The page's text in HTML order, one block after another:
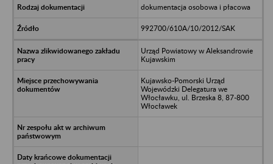
dokumentacja osobowa i płacowa
992700/610A/10/2012/SAK
Urząd Powiatowy w Aleksandrowie
Kujawskim
Kujawsko-Pomorski Urząd
Wojewódzki Delegatura we
Włocławku, ul. Brzeska 8, 87-800
Włocławek